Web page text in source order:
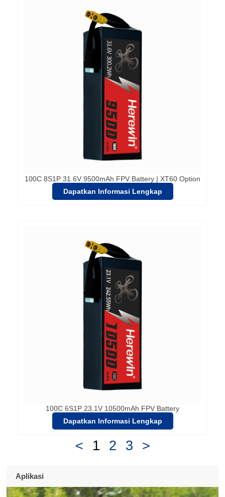
100C 8S1P 31.6V 9500mAh FPV Battery | XT60 Option
Dapatkan Informasi Lengkap
100C 6S1P 23.1V 10500mAh FPV Battery
Dapatkan Informasi Lengkap
< 1 2 3 >
Aplikasi